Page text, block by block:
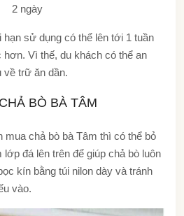
2 ngày
hạn sử dụng có thể lên tới 1 tuần
hơn. Vì thế, du khách có thể an
về trữ ăn dần.
BÒ BÀ TÂM
chả bò bà Tâm thì có thể bỏ
đá lên trên để giúp chả bò luôn
kín bằng túi nilon dày và tránh
vào.